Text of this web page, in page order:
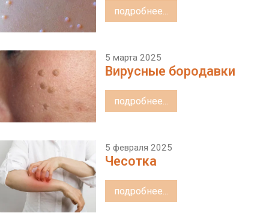
подробнее...
5 марта 2025
Вирусные бородавки
подробнее...
5 февраля 2025
Чесотка
подробнее...